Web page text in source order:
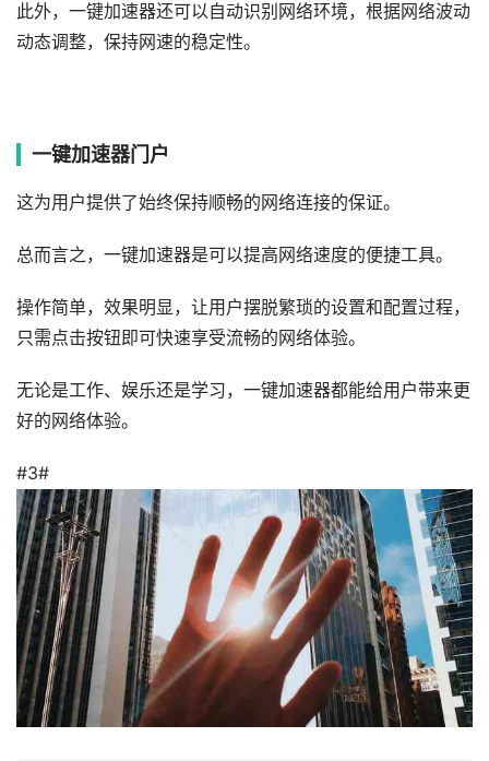
此外，一键加速器还可以自动识别网络环境，根据网络波动
动态调整，保持网速的稳定性。
一键加速器门户
这为用户提供了始终保持顺畅的网络连接的保证。
总而言之，一键加速器是可以提高网络速度的便捷工具。
操作简单，效果明显，让用户摆脱繁琐的设置和配置过程，
只需点击按钮即可快速享受流畅的网络体验。
无论是工作、娱乐还是学习，一键加速器都能给用户带来更
好的网络体验。
#3#